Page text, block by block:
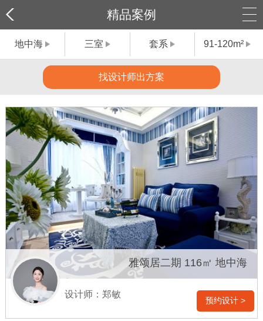
精品案例
地中海 三室 套系 91-120m²
找设计师出方案
雅颂居二期 116㎡ 地中海
设计师：郑敏
预约设计 >